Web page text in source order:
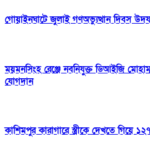
গোয়াইনঘাটে জুলাই গণঅভ্যুত্থান দিবস
ময়মনসিংহ রেঞ্জে নবনিযুক্ত ডিআইজি
যোগদান
কাশিমপুর কারাগারে স্ত্রীকে দেখতে গিয়ে